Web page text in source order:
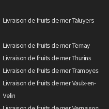
Livraison de fruits de mer Taluyers
Livraison de fruits de mer Ternay
Livraison de fruits de mer Thurins
Livraison de fruits de mer Tramoyes
Livraison de fruits de mer Vaulx-en-
Velin